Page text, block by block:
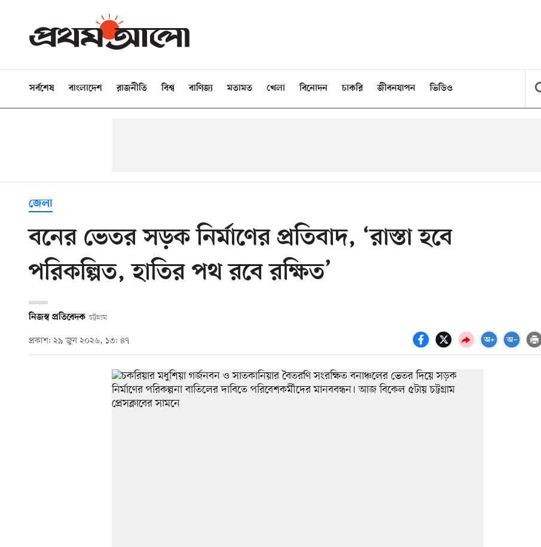
সর্বশেষ বাংলাদেশ রাজনীতি বিশ্ব বাণিজ্য মতামত খেলা বিনোদন চাকরি জীবনযাপন ভিডিও
জেলা
বনের ভেতর সড়ক নির্মাণের প্রতিবাদ, ‘রাস্তা হবে
পরিকল্পিত, হাতির পথ রবে রক্ষিত’
নিজস্ব প্রতিবেদক চট্টগ্রাম
প্রকাশ: ২৯ জুন ২০২৬, ১৩: ৪৭